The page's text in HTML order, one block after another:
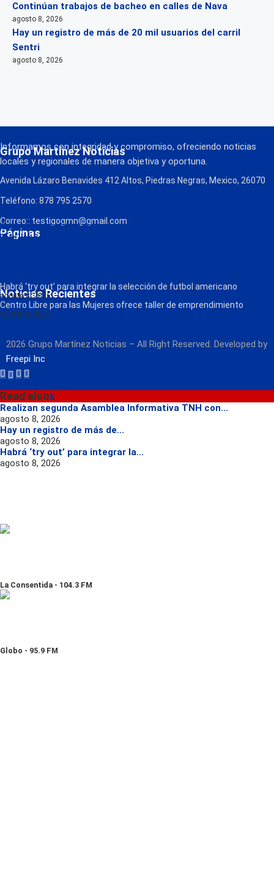
Continúan trabajos de bacheo en calles de Nava
agosto 8, 2026
Hay un registro de más de 20 mil usuarios del carril
Sentri
agosto 8, 2026
Grupo Martínez Noticias
Informamos con integridad y compromiso, ofreciendo noticias
locales y regionales de manera objetiva y oportuna.
Avenida Lázaro Benavides 412 Altos, Piedras Negras, Mexico, 26070
Teléfono: 878 795 2570
Correo:: testigogmn@gmail.com
Páginas
¡Descarga nuestra App!
FM Globo
Radio
Noticias Recientes
Habrá ‘try out’ para integrar la selección de futbol americano
agosto 8, 2026
Centro Libre para las Mujeres ofrece taller de emprendimiento
agosto 8, 2026
2026 Grupo Martínez Noticias – All Right Reserved. Developed by
Freepi Inc
Read alsox
Realizan segunda Asamblea Informativa TNH con...
agosto 8, 2026
Hay un registro de más de...
agosto 8, 2026
Habrá ‘try out’ para integrar la...
agosto 8, 2026
La Consentida - 104.3 FM
Globo - 95.9 FM